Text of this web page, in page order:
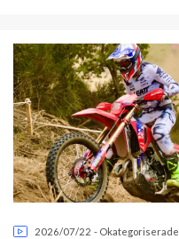
2026/07/22 - Okategoriserade